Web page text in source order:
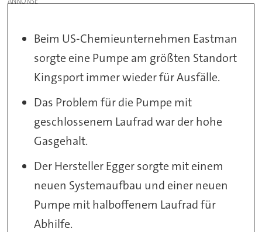
Beim US-Chemieunternehmen Eastman
sorgte eine Pumpe am größten Standort
Kingsport immer wieder für Ausfälle.
Das Problem für die Pumpe mit
geschlossenem Laufrad war der hohe
Gasgehalt.
Der Hersteller Egger sorgte mit einem
neuen Systemaufbau und einer neuen
Pumpe mit halboffenem Laufrad für
Abhilfe.